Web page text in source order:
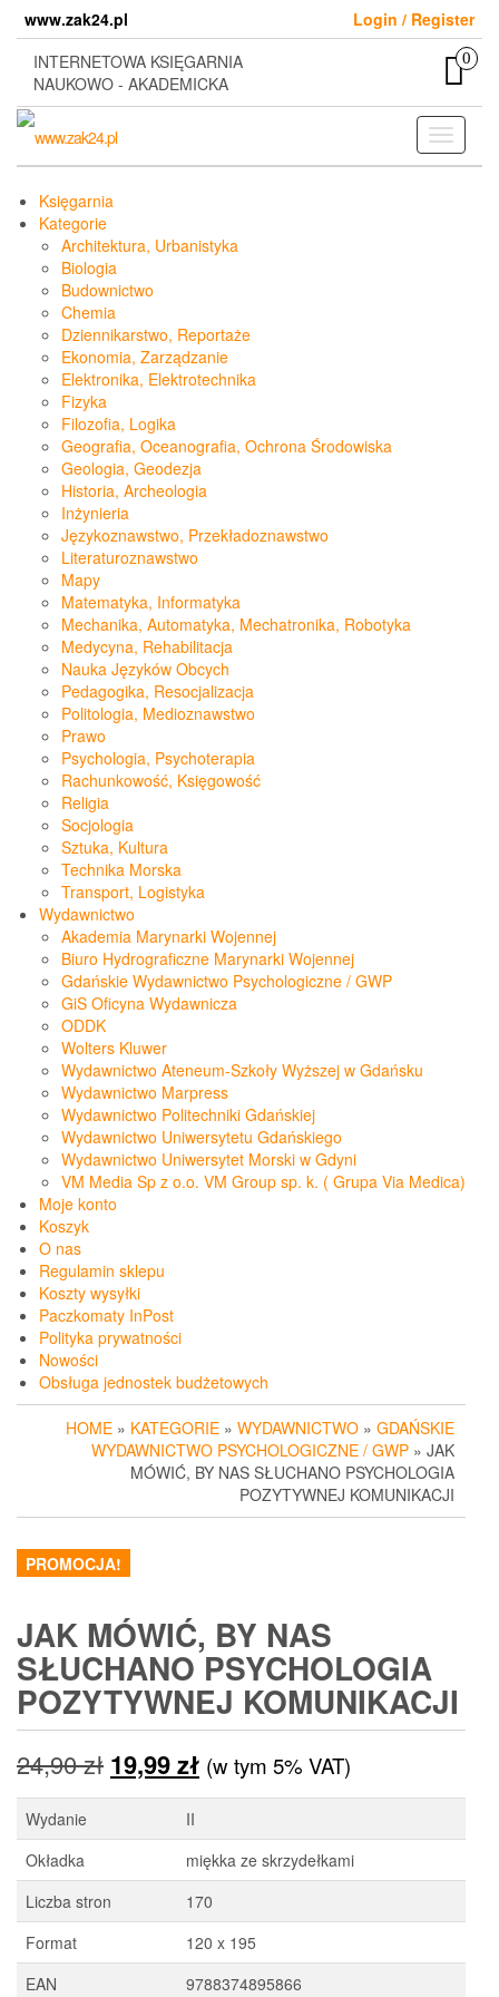
content
www.zak24.pl
Login / Register
INTERNETOWA KSIĘGARNIA
NAUKOWO - AKADEMICKA
0
Toggle
Księgarnia
Kategorie
Architektura, Urbanistyka
Biologia
Budownictwo
Chemia
Dziennikarstwo, Reportaże
Ekonomia, Zarządzanie
Elektronika, Elektrotechnika
Fizyka
Filozofia, Logika
Geografia, Oceanografia, Ochrona Środowiska
Geologia, Geodezja
Historia, Archeologia
Inżynieria
Językoznawstwo, Przekładoznawstwo
Literaturoznawstwo
Mapy
Matematyka, Informatyka
Mechanika, Automatyka, Mechatronika, Robotyka
Medycyna, Rehabilitacja
Nauka Języków Obcych
Pedagogika, Resocjalizacja
Politologia, Medioznawstwo
Prawo
Psychologia, Psychoterapia
Rachunkowość, Księgowość
Religia
Socjologia
Sztuka, Kultura
Technika Morska
Transport, Logistyka
Wydawnictwo
Akademia Marynarki Wojennej
Biuro Hydrograficzne Marynarki Wojennej
Gdańskie Wydawnictwo Psychologiczne / GWP
GiS Oficyna Wydawnicza
ODDK
Wolters Kluwer
Wydawnictwo Ateneum-Szkoły Wyższej w Gdańsku
Wydawnictwo Marpress
Wydawnictwo Politechniki Gdańskiej
Wydawnictwo Uniwersytetu Gdańskiego
Wydawnictwo Uniwersytet Morski w Gdyni
VM Media Sp z o.o. VM Group sp. k. ( Grupa Via Medica)
Moje konto
Koszyk
O nas
Regulamin sklepu
Koszty wysyłki
Paczkomaty InPost
Polityka prywatności
Nowości
Obsługa jednostek budżetowych
HOME » KATEGORIE » WYDAWNICTWO » GDAŃSKIE
WYDAWNICTWO PSYCHOLOGICZNE / GWP » JAK
MÓWIĆ, BY NAS SŁUCHANO PSYCHOLOGIA
POZYTYWNEJ KOMUNIKACJI
PROMOCJA!
JAK MÓWIĆ, BY NAS
SŁUCHANO PSYCHOLOGIA
POZYTYWNEJ KOMUNIKACJI
24,90zł Pierwotna
cena
wynosiła:
24,90 zł.
19,99złAktualna
cena
wynosi:
19,99 zł.
(w tym 5% VAT)
Wydanie
II
Okładka
miękka ze skrzydełkami
Liczba stron
170
Format
120 x 195
EAN
9788374895866